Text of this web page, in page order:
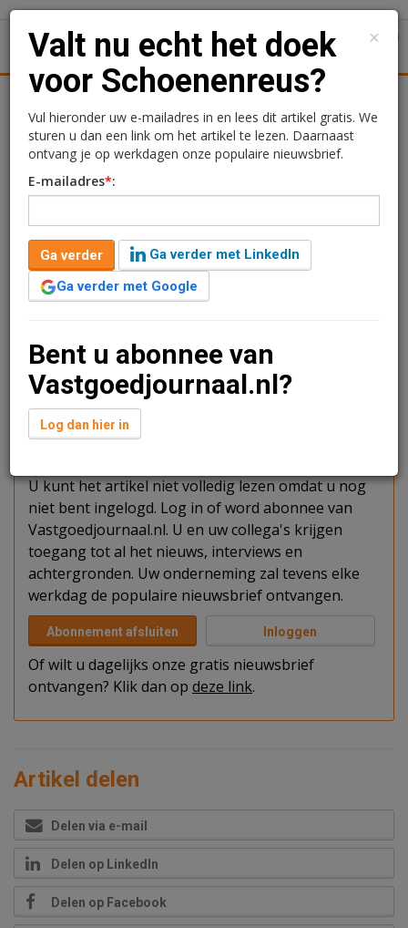
Valt nu echt het doek voor
Schoenenreus?
27 januari 2015 om 10:43 1 minuut leestijd
Wederom zit winkelketen Schoenenreus tegen een faillissement
aan. Precies twee jaar geleden was het ook al raak.
het straatbeeld, want een deel van de winkels maakte direct na
de uitspraak van het faillissement een doorstart. Maar de keten
heeft nu om uitstel van betaling gevraagd en houdt de winkels
vandaag dicht. Valt nu definitief het doek?
U kunt het artikel niet volledig lezen omdat u nog
niet bent ingelogd. Log in of word abonnee van
Vastgoedjournaal.nl. U en uw collega's krijgen
toegang tot al het nieuws, interviews en
achtergronden. Uw onderneming zal tevens elke
werkdag de populaire nieuwsbrief ontvangen.
Abonnement afsluiten Inloggen
Of wilt u dagelijks onze gratis nieuwsbrief
ontvangen? Klik dan op deze link.
Artikel delen
Delen via e-mail
Delen op LinkedIn
Delen op Facebook
×
Valt nu echt het doek
voor Schoenenreus?
Vul hieronder uw e-mailadres in en lees dit artikel gratis. We
sturen u dan een link om het artikel te lezen. Daarnaast
ontvang je op werkdagen onze populaire nieuwsbrief.
E-mailadres*:
Ga verder
Ga verder met LinkedIn
Ga verder met Google
Bent u abonnee van
Vastgoedjournaal.nl?
Log dan hier in